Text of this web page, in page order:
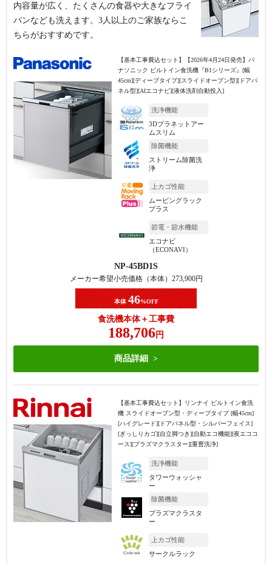
内容量が広く、たくさんの食器や大きなフライ
パンなども洗えます。3人以上のご家族ならこ
ちらがおすすめです。
【基本工事費込セット】
【2026年4月24日発売】パ
ナソニック ビルトイン食洗機『B1シリーズ』[幅
45cm][ディープタイプ][スライドオープン型][ドアパ
ネル型][AIエコナビ][液体洗剤自動投入]
洗浄機能
3Dプラネットアー
ムスリム
除菌機能
ストリーム除菌洗
浄
上カゴ性能
ムービングラック
プラス
節電・節水機能
エコナビ
（ECONAVI）
NP-45BD1S
メーカー希望小売価格（本体） 273,900円
本体 46%OFF
食洗機本体＋工事費
188,706 円
商品詳細
【基本工事費込セット】
リンナイ ビルトイン食洗
機 スライドオープン型・ディープタイプ [幅45cm]
[ハイグレード][ドアパネル型・シルバーフェイス]
[ぎっしりカゴ][自立脚つき][自動エコ機能][夜エココ
ース][プラズマクラスター][重曹洗浄]
洗浄機能
タワーウォッシャ
ー
除菌機能
プラズマクラスタ
ー
上カゴ性能
サークルラック